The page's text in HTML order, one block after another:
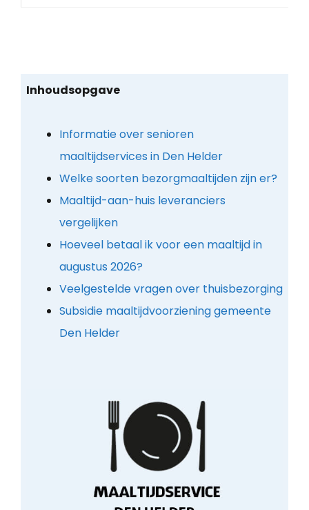
Inhoudsopgave
Informatie over senioren
maaltijdservices in Den Helder
Welke soorten bezorgmaaltijden zijn er?
Maaltijd-aan-huis leveranciers
vergelijken
Hoeveel betaal ik voor een maaltijd in
augustus 2026?
Veelgestelde vragen over thuisbezorging
Subsidie maaltijdvoorziening gemeente
Den Helder